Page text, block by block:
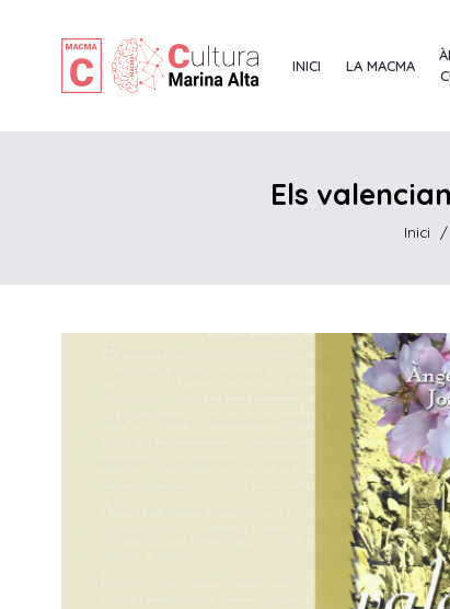
INICI LA MACMA
Els
Inici /